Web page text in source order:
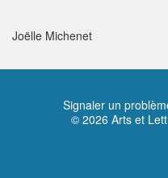
Joëlle Michenet
Signaler un
© 2026 Arts et